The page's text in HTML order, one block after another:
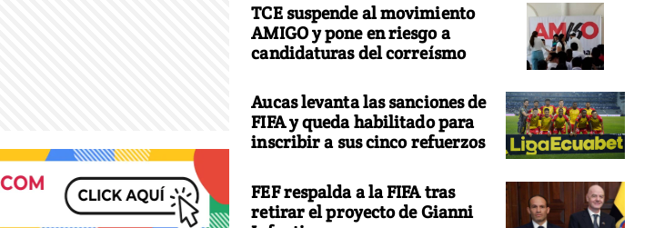
TCE suspende al movimiento
AMIGO y pone en riesgo a
candidaturas del correísmo
Aucas levanta las sanciones de
FIFA y queda habilitado para
inscribir a sus cinco refuerzos
FEF respalda a la FIFA tras
retirar el proyecto de Gianni